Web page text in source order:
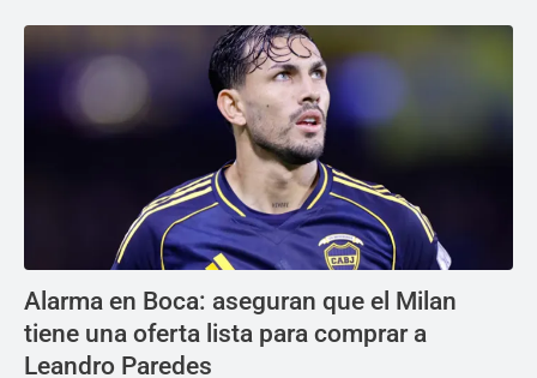
Alarma en Boca: aseguran que el Milan
tiene una oferta lista para comprar a
Leandro Paredes